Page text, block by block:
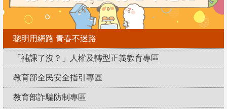
聰明用網路 青春不迷路
「補課了沒？」人權及轉型正義教育專區
教育部全民安全指引專區
教育部詐騙防制專區